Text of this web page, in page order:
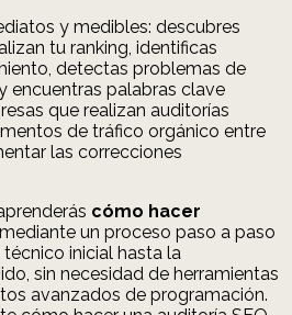
y medibles: descubres
tu ranking, identificas
detectas problemas de
encuentras palabras clave
que realizan auditorías
de tráfico orgánico entre
las correcciones
cómo hacer
mediante un proceso paso a paso
inicial hasta la
sin necesidad de herramientas
avanzados de programación.